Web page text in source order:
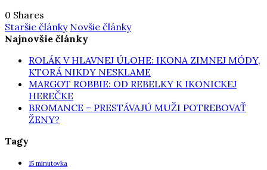
0 Shares
Staršie články Novšie články
Najnovšie články
ROLÁK V HLAVNEJ ÚLOHE: IKONA ZIMNEJ MÓDY,
KTORÁ NIKDY NESKLAME
MARGOT ROBBIE: OD REBELKY K IKONICKEJ
HEREČKE
BROMANCE – PRESTÁVAJÚ MUŽI POTREBOVAŤ
ŽENY?
Tagy
15 minutovka